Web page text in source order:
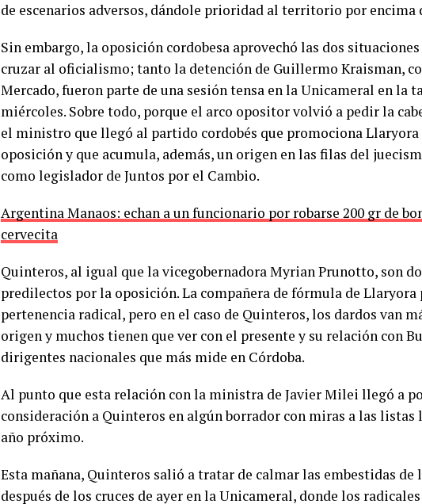
de escenarios adversos, dándole prioridad al territorio por
Sin embargo, la oposición cordobesa aprovechó las dos
cruzar al oficialismo; tanto la detención de Guillermo Kraisman,
Mercado, fueron parte de una sesión tensa en la Unicameral en la
miércoles. Sobre todo, porque el arco opositor volvió a pedir la
el ministro que llegó al partido cordobés que promociona Llaryora
oposición y que acumula, además, un origen en las filas del
como legislador de Juntos por el Cambio.
Argentina Manaos: echan a un funcionario por robarse 200 gr de
cervecita
Quinteros, al igual que la vicegobernadora Myrian Prunotto, son
predilectos por la oposición. La compañera de fórmula de Llaryora
pertenencia radical, pero en el caso de Quinteros, los dardos van
origen y muchos tienen que ver con el presente y su relación con
dirigentes nacionales que más mide en Córdoba.
Al punto que esta relación con la ministra de Javier Milei llegó a
consideración a Quinteros en algún borrador con miras a las
año próximo.
Esta mañana, Quinteros salió a tratar de calmar las embestidas de
después de los cruces de ayer en la Unicameral, donde los